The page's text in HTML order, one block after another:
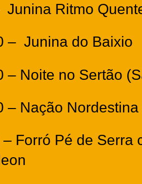
Junina Ritmo
– Junina do Baixio
– Noite no Sertão
– Nação
– Forró Pé de Serra